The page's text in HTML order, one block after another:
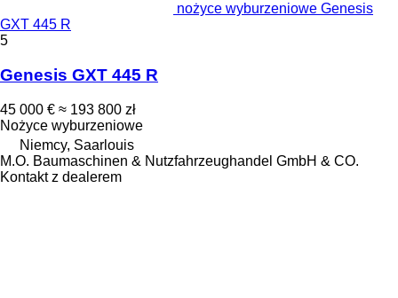
nożyce wyburzeniowe Genesis
GXT 445 R
5
Genesis GXT 445 R
45 000 € ≈ 193 800 zł
Nożyce wyburzeniowe
Niemcy, Saarlouis
M.O. Baumaschinen & Nutzfahrzeughandel GmbH & CO.
Kontakt z dealerem